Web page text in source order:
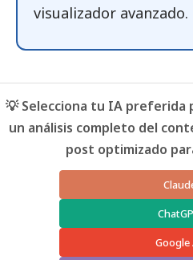
visualizador avanzado.
💡 Selecciona tu IA preferida
un análisis completo del
post optimizado
Google